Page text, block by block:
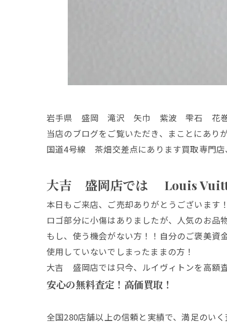
岩手県 盛岡 滝沢 矢巾 紫波 雫石 花巻
当店のブログをご覧いただき、まことにあり
国道4号線 茶畑交差点にあります買取専門
大吉 盛岡店では Louis
本日もご来店、ご売却ありがとうございま
ロゴ部分に小傷はありましたが、人気のお品
もし、使う機会がない方！！自分のご褒美資
使用していないでしまったままの方！
大吉 盛岡店では只今、ルイヴィトンを高額
安心の無料査定！高価買取！
全国280店舗以上の信頼と実績で、満足のいく